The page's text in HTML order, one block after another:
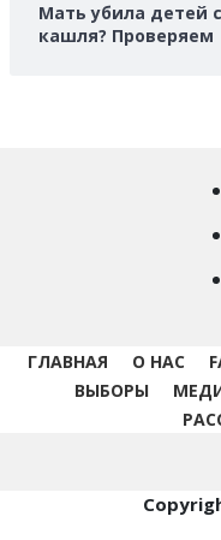
Мать убила детей
кашля? Проверяем
ГЛАВНАЯ О НАС
ВЫБОРЫ